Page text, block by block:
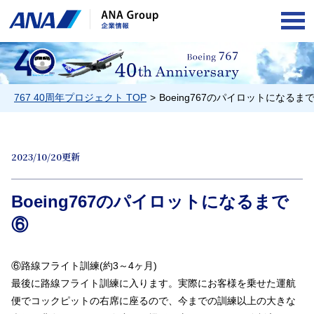
767 40周年プロジェクト TOP Boeing767のパイロットになるま
2023/10/20更新
Boeing767のパイロットになるまで
⑥
⑥路線フライト訓練(約3～4ヶ月)
最後に路線フライト訓練に入ります。実際にお客様を乗せた運航
便でコックピットの右席に座るので、今までの訓練以上の大きな